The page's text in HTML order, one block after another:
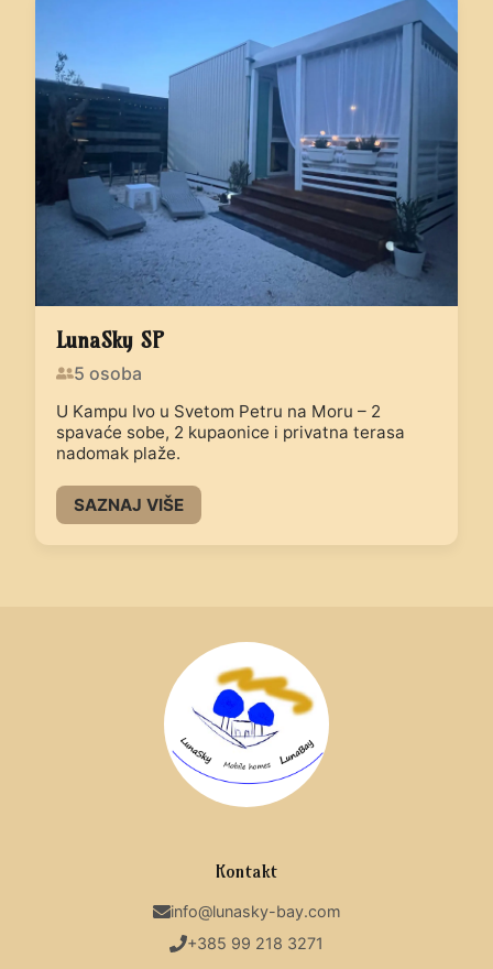
LunaSky SP
5 osoba
U Kampu Ivo u Svetom Petru na Moru – 2
spavaće sobe, 2 kupaonice i privatna terasa
nadomak plaže.
SAZNAJ VIŠE
Kontakt
info@lunasky-bay.com
+385 99 218 3271